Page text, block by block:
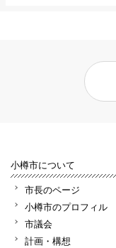
小樽市について
市長のページ
小樽市のプロフィル
市議会
計画・構想